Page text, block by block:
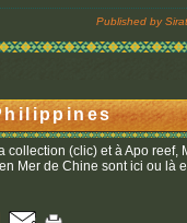
Published by
(clic) et à Apo reef,
Mer de Chine sont ici ou là